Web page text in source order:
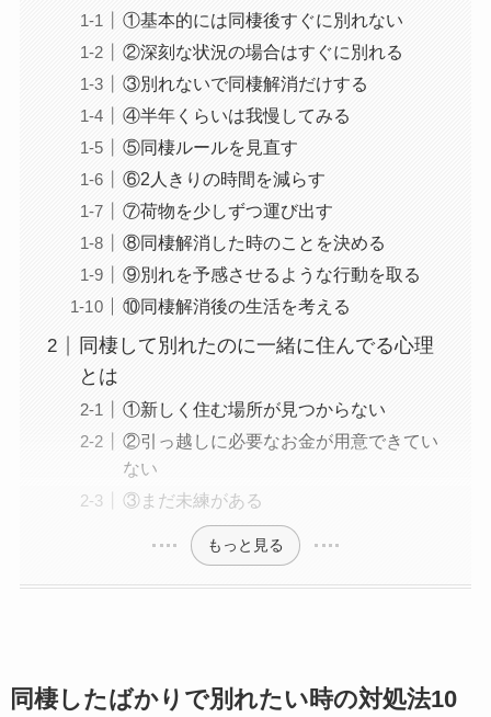
①基本的には同棲後すぐに別れない
②深刻な状況の場合はすぐに別れる
③別れないで同棲解消だけする
④半年くらいは我慢してみる
⑤同棲ルールを見直す
⑥2人きりの時間を減らす
⑦荷物を少しずつ運び出す
⑧同棲解消した時のことを決める
⑨別れを予感させるような行動を取る
⑩同棲解消後の生活を考える
同棲して別れたのに一緒に住んでる心理
とは
①新しく住む場所が見つからない
②引っ越しに必要なお金が用意できてい
ない
③まだ未練がある
もっと見る
同棲したばかりで別れたい時の対処法10